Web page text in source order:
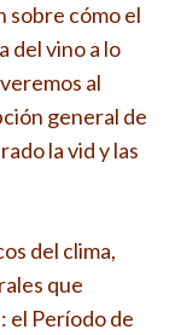
sobre cómo el
del vino a lo
al
general de
la vid y las
del clima,
que
el Período de